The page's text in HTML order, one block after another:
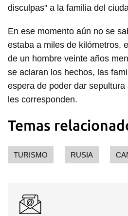
disculpas" a la familia del
En ese momento aún no se
estaba a miles de kilómetros,
de un hombre veinte años
se aclaran los hechos, las
espera de poder dar
les corresponden.
Temas
TURISMO RUSIA